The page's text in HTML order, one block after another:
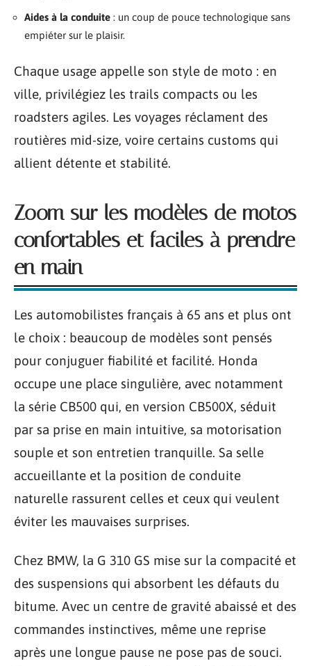
Aides à la conduite : un coup de pouce technologique sans
empiéter sur le plaisir.
Chaque usage appelle son style de moto : en
ville, privilégiez les trails compacts ou les
roadsters agiles. Les voyages réclament des
routières mid-size, voire certains customs qui
allient détente et stabilité.
Zoom sur les modèles de motos
confortables et faciles à prendre
en main
Les automobilistes français à 65 ans et plus ont
le choix : beaucoup de modèles sont pensés
pour conjuguer fiabilité et facilité. Honda
occupe une place singulière, avec notamment
la série CB500 qui, en version CB500X, séduit
par sa prise en main intuitive, sa motorisation
souple et son entretien tranquille. Sa selle
accueillante et la position de conduite
naturelle rassurent celles et ceux qui veulent
éviter les mauvaises surprises.
Chez BMW, la G 310 GS mise sur la compacité et
des suspensions qui absorbent les défauts du
bitume. Avec un centre de gravité abaissé et des
commandes instinctives, même une reprise
après une longue pause ne pose pas de souci.